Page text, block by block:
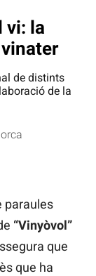
vi: la
de distints
de la
paraules
“Vinyòvol”
que
que ha